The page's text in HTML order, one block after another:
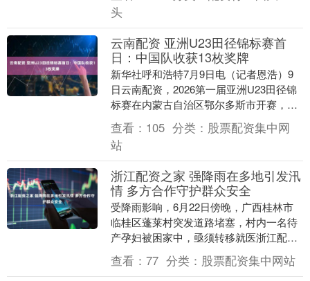
头
云南配资 亚洲U23田径锦标赛首
日：中国队收获13枚奖牌
新华社呼和浩特7月9日电（记者恩浩）9
日云南配资，2026第一届亚洲U23田径锦
标赛在内蒙古自治区鄂尔多斯市开赛，中
国队收获7金、4银、2铜共13枚奖牌，领
跑奖....
查看： 105 分类： 股票配资集中网
站
浙江配资之家 强降雨在多地引发汛
情 多方合作守护群众安全
受降雨影响，6月22日傍晚，广西桂林市
临桂区蓬莱村突发道路堵塞，村内一名待
产孕妇被困家中，亟须转移就医浙江配资
之家，接警后，当地消防救援人员迅速赶
往现场，护送孕....
查看： 77 分类： 股票配资集中网站